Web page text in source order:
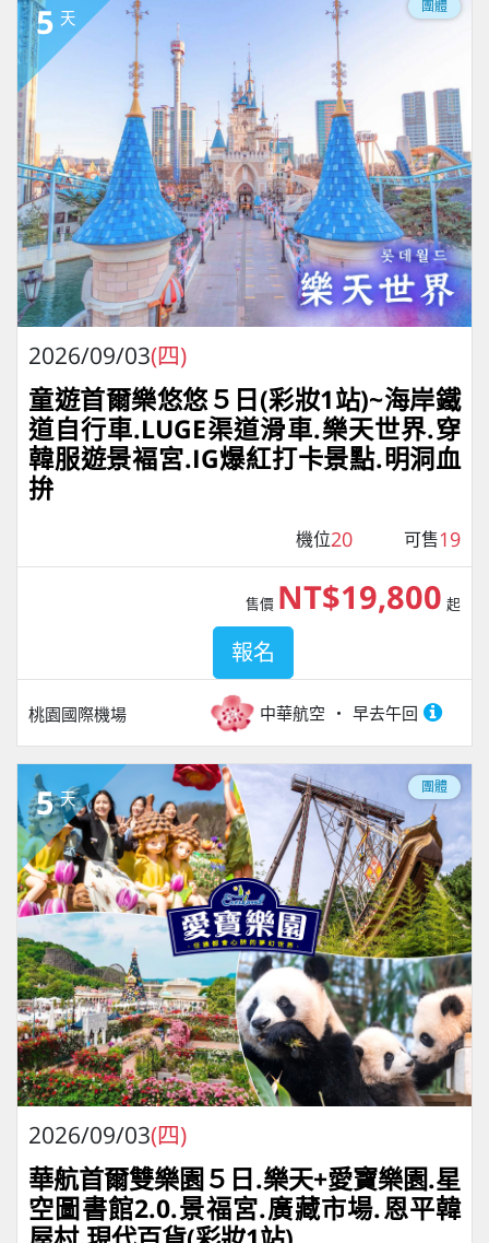
5 天
團體
2026/09/03(四)
童遊首爾樂悠悠５日(彩妝1站)~海岸鐵
道自行車.LUGE渠道滑車.樂天世界.穿
韓服遊景褔宮.IG爆紅打卡景點.明洞血
拚
機位20 可售19
桃園國際機場 中華航空 早去午回
售價 NT$19,800 起
報名
5 天
團體
2026/09/03(四)
華航首爾雙樂園５日.樂天+愛寶樂園.星
空圖書館2.0.景福宮.廣藏市場.恩平韓